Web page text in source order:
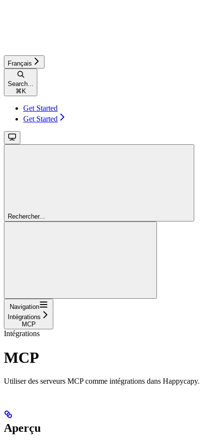
Français
Search...
⌘ K
Get Started
Get Started
Rechercher...
Navigation
Intégrations
MCP
Intégrations
MCP
Utiliser des serveurs MCP comme intégrations dans Happycapy.
Aperçu